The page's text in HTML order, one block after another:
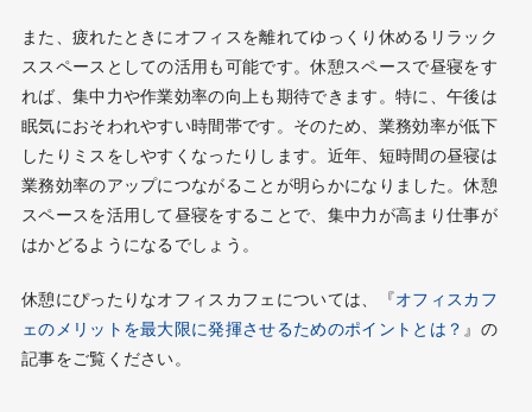
また、疲れたときにオフィスを離れてゆっくり休めるリラック
ススペースとしての活用も可能です。休憩スペースで昼寝をす
れば、集中力や作業効率の向上も期待できます。特に、午後は
眠気におそわれやすい時間帯です。そのため、業務効率が低下
したりミスをしやすくなったりします。近年、短時間の昼寝は
業務効率のアップにつながることが明らかになりました。休憩
スペースを活用して昼寝をすることで、集中力が高まり仕事が
はかどるようになるでしょう。
休憩にぴったりなオフィスカフェについては、『オフィスカフ
ェのメリットを最大限に発揮させるためのポイントとは？ 』の
記事をご覧ください。